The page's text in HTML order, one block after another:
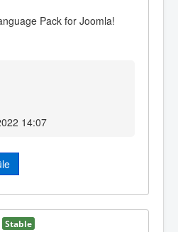
Pack for Joomla!
14:07
Stable